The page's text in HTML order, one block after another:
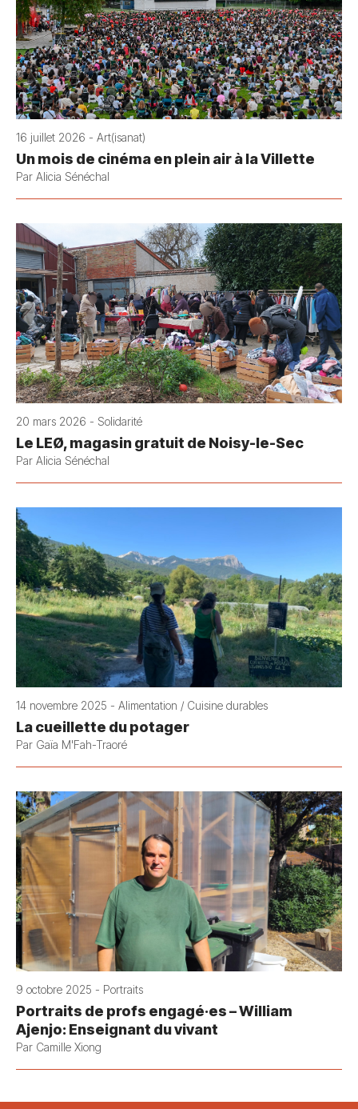
16 juillet 2026 - Art(isanat)
Un mois de cinéma en plein air à la Villette
Par Alicia Sénéchal
20 mars 2026 - Solidarité
Le LEØ, magasin gratuit de Noisy-le-Sec
Par Alicia Sénéchal
14 novembre 2025 - Alimentation / Cuisine durables
La cueillette du potager
Par Gaïa M'Fah-Traoré
9 octobre 2025 - Portraits
Portraits de profs engagé·es – William
Ajenjo: Enseignant du vivant
Par Camille Xiong